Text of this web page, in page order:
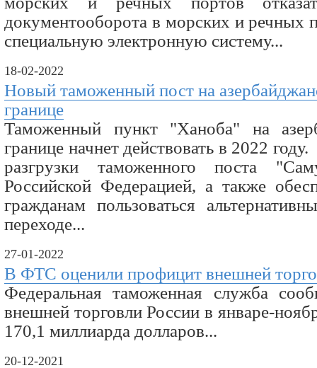
документооборота в морских и речных
специальную электронную систему...
18-02-2022
Новый таможенный пост на
границе
Таможенный пункт "Ханоба" на
границе начнет действовать в 2022
разгрузки таможенного поста
Российской Федерацией, а также
гражданам пользоваться
переходе...
27-01-2022
В ФТС оценили профицит внешней
Федеральная таможенная служба
внешней торговли России в январе-
170,1 миллиарда долларов...
20-12-2021